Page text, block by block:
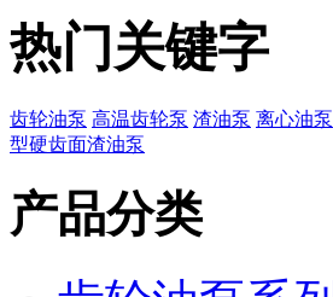
热门关键字
齿轮油泵 高温齿轮泵 渣油泵 离心油泵
型硬齿面渣油泵
产品分类